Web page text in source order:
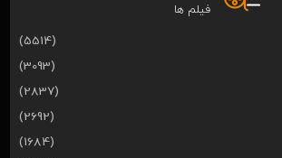
فیلم ها
(5514)
(3093)
(2837)
(2692)
(1684)